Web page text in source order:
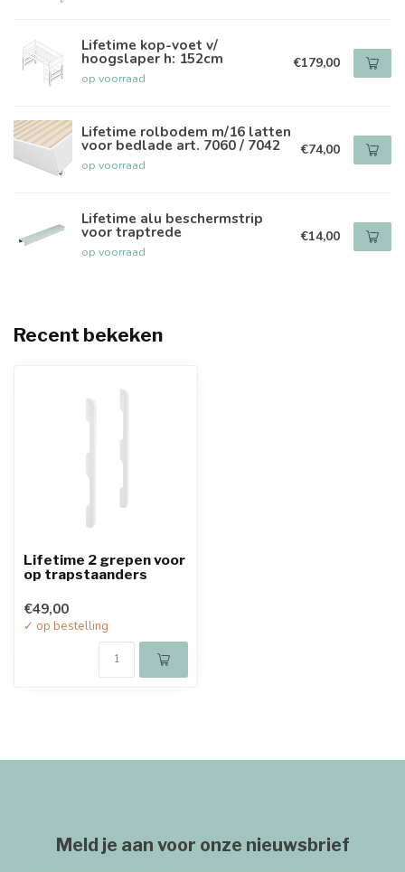
Lifetime kop-voet v/
hoogslaper h: 152cm
op voorraad
€179,00
Lifetime rolbodem m/16 latten
voor bedlade art. 7060 / 7042
op voorraad
€74,00
Lifetime alu beschermstrip
voor traptrede
op voorraad
€14,00
Recent bekeken
Lifetime 2 grepen voor
op trapstaanders
€49,00
✓ op bestelling
Meld je aan voor onze nieuwsbrief